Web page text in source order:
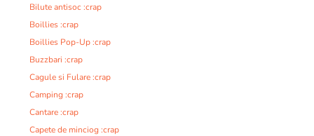
Bilute antisoc :crap
Boillies :crap
Boillies Pop-Up :crap
Buzzbari :crap
Cagule si Fulare :crap
Camping :crap
Cantare :crap
Capete de minciog :crap